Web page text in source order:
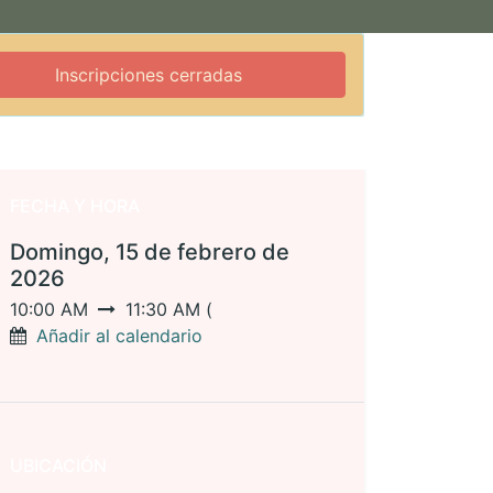
Inscripciones cerradas
Domingo, 15 de febrero de
2026
10:00 AM 11:30 AM (
Añadir al calendario